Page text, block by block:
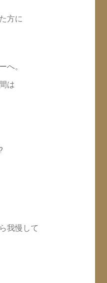
方に
へ。
は
我慢して